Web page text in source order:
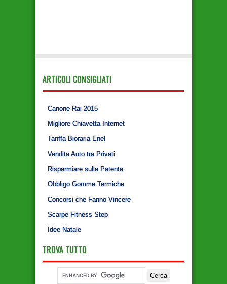
ARTICOLI CONSIGLIATI
Canone Rai 2015
Migliore Chiavetta Internet
Tariffa Bioraria Enel
Vendita Auto tra Privati
Risparmiare sulla Patente
Obbligo Gomme Termiche
Concorsi che Fanno Vincere
Scarpe Fitness Step
Idee Natale
TROVA TUTTO